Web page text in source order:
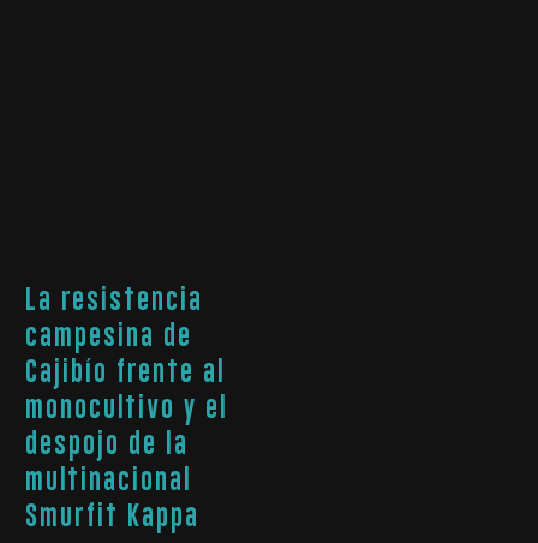
La resistencia
campesina de
Cajibío frente al
monocultivo y el
despojo de la
multinacional
Smurfit Kappa